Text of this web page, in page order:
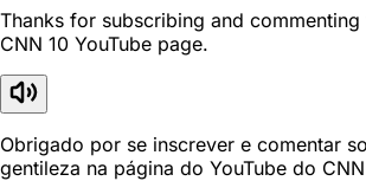
Thanks for subscribing and
CNN 10 YouTube page.
Obrigado por se inscrever e comentar
gentileza na página do YouTube do